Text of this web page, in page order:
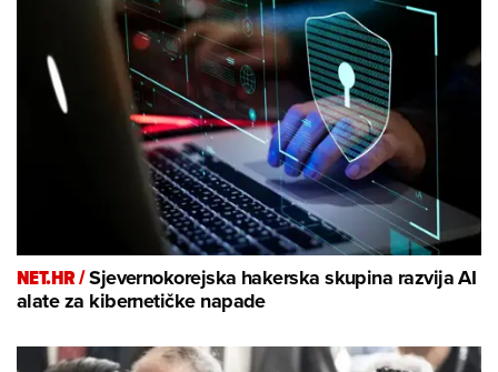
NET.HR /Sjevernokorejska hakerska skupina razvija AI
alate za kibernetičke napade